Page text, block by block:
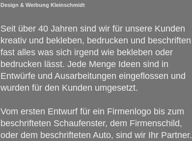
Design & Werbung Kleinschmidt
Seit über 40 Jahren sind wir für unsere Kunden
kreativ und bekleben, bedrucken und beschriften
fast alles was sich irgend wie bekleben oder
bedrucken lässt. Jede Menge Ideen sind in
Entwürfe und Ausarbeitungen eingeflossen und
wurden für den Kunden umgesetzt.
Vom ersten Entwurf für ein Firmenlogo bis zum
beschrifteten Schaufenster, dem Firmenschild,
oder dem beschrifteten Auto, sind wir Ihr Partner.